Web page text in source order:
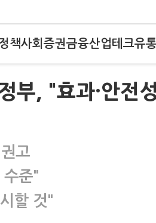
책사회 증권금융산업테크유
부, "효과·안전
고
준"
할 것"